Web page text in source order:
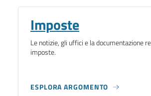
Imposte
Le notizie, gli uffici e la documentazione
imposte.
ESPLORA ARGOMENTO